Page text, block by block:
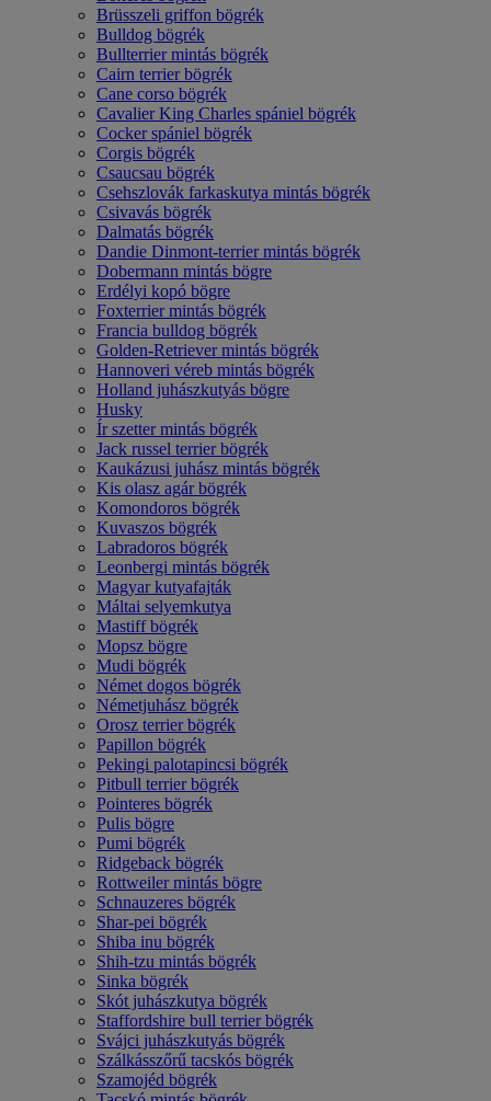
Brüsszeli griffon bögrék
Bulldog bögrék
Bullterrier mintás bögrék
Cairn terrier bögrék
Cane corso bögrék
Cavalier King Charles spániel bögrék
Cocker spániel bögrék
Corgis bögrék
Csaucsau bögrék
Csehszlovák farkaskutya mintás bögrék
Csivavás bögrék
Dalmatás bögrék
Dandie Dinmont-terrier mintás bögrék
Dobermann mintás bögre
Erdélyi kopó bögre
Foxterrier mintás bögrék
Francia bulldog bögrék
Golden-Retriever mintás bögrék
Hannoveri véreb mintás bögrék
Holland juhászkutyás bögre
Husky
Ír szetter mintás bögrék
Jack russel terrier bögrék
Kaukázusi juhász mintás bögrék
Kis olasz agár bögrék
Komondoros bögrék
Kuvaszos bögrék
Labradoros bögrék
Leonbergi mintás bögrék
Magyar kutyafajták
Máltai selyemkutya
Mastiff bögrék
Mopsz bögre
Mudi bögrék
Német dogos bögrék
Németjuhász bögrék
Orosz terrier bögrék
Papillon bögrék
Pekingi palotapincsi bögrék
Pitbull terrier bögrék
Pointeres bögrék
Pulis bögre
Pumi bögrék
Ridgeback bögrék
Rottweiler mintás bögre
Schnauzeres bögrék
Shar-pei bögrék
Shiba inu bögrék
Shih-tzu mintás bögrék
Sinka bögrék
Skót juhászkutya bögrék
Staffordshire bull terrier bögrék
Svájci juhászkutyás bögrék
Szálkásszőrű tacskós bögrék
Szamojéd bögrék